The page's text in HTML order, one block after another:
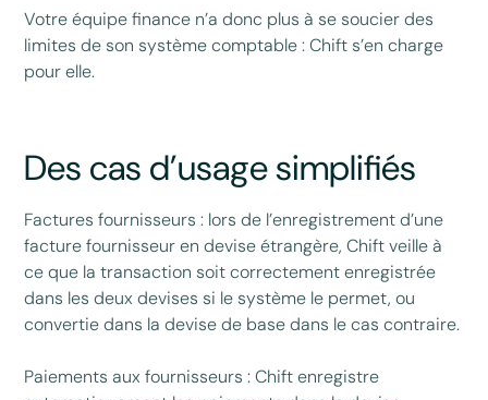
Votre équipe finance n’a donc plus à se soucier des
limites de son système comptable : Chift s’en charge
pour elle.
Des cas d’usage simplifiés
Factures fournisseurs : lors de l’enregistrement d’une
facture fournisseur en devise étrangère, Chift veille à
ce que la transaction soit correctement enregistrée
dans les deux devises si le système le permet, ou
convertie dans la devise de base dans le cas contraire.
Paiements aux fournisseurs : Chift enregistre